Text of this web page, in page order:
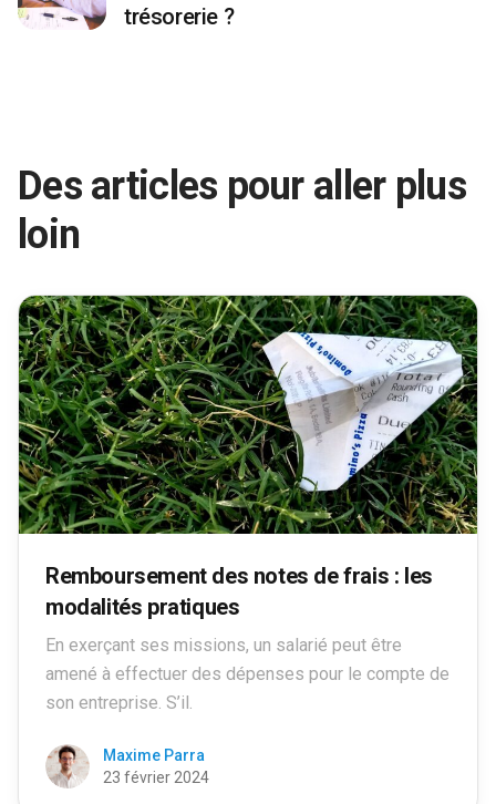
trésorerie ?
Des articles pour aller plus
loin
Remboursement des notes de frais : les
modalités pratiques
En exerçant ses missions, un salarié peut être
amené à effectuer des dépenses pour le compte de
son entreprise. S’il.
Maxime Parra
23 février 2024